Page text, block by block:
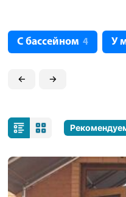
С бассейном 4 У
← →